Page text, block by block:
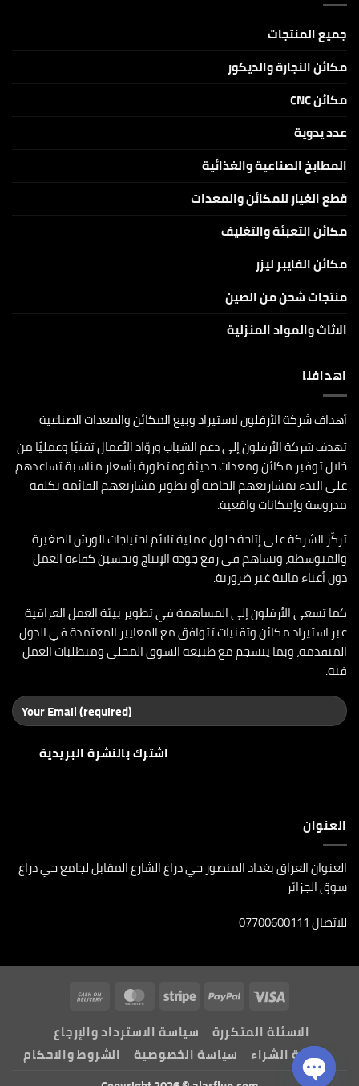
و20Wوالكتابة
على
الغير
معدنية
جميع المنتجات
مكائن النجارة والديكور
مكائن CNC
عدد يدوية
المطابخ الصناعية والغذائية
قطع الغيار للمكائن والمعدات
مكائن التعبئة والتغليف
مكائن الفايبر ليزر
منتجات شحن من الصين
الاثاث والمواد المنزلية
اهدافنا
أهداف شركة الأرفلون لاستيراد وبيع المكائن والمعدات الصناعية
تهدف شركة الأرفلون إلى دعم الشباب وروّاد الأعمال تقنيًا وعمليًا من
خلال توفير مكائن ومعدات حديثة ومتطورة بأسعار مناسبة تساعدهم
على البدء بمشاريعهم الخاصة أو تطوير مشاريعهم القائمة بكلفة
مدروسة وإمكانات واقعية.
تركّز الشركة على إتاحة حلول عملية تلائم احتياجات الورش الصغيرة
والمتوسطة، وتساهم في رفع جودة الإنتاج وتحسين كفاءة العمل
دون أعباء مالية غير ضرورية.
كما تسعى الأرفلون إلى المساهمة في تطوير بيئة العمل العراقية
عبر استيراد مكائن وتقنيات تتوافق مع المعايير المعتمدة في الدول
المتقدمة، وبما ينسجم مع طبيعة السوق المحلي ومتطلبات العمل
فيه.
العنوان
العنوان العراق بغداد المنصور حي دراغ الشارع المقابل لجامع حي دراغ
سوق الجزائر
للاتصال 07700600111
Visa
PayPal
Stripe
MasterCard
Delivery
الاسئلة المتكررة
سياسة الاسترداد والإرجاع
طريقة الشراء
سياسة الخصوصية
الشروط والاحكام